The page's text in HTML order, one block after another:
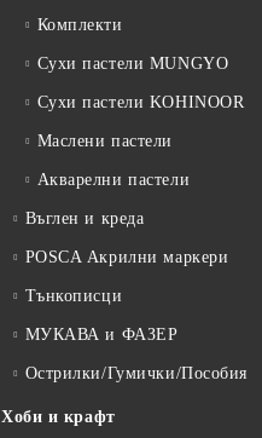
Комплекти
Сухи пастели MUNGYO
Сухи пастели KOHINOOR
Маслени пастели
Акварелни пастели
Въглен и креда
POSCA Акрилни маркери
Тънкописци
МУКАВА и ФАЗЕР
Острилки/Гумички/Пособия
Хоби и крафт